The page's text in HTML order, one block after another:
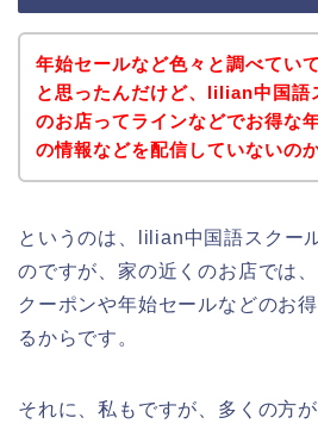
年始セールなど色々と調べてい
と思ったんだけど、lilian中国語
のお店ってラインなどでお得な
の情報などを配信していないの
というのは、lilian中国語スクー
のですが、家の近くのお店では
クーポンや年始セールなどのお
るからです。
それに、私もですが、多くの方